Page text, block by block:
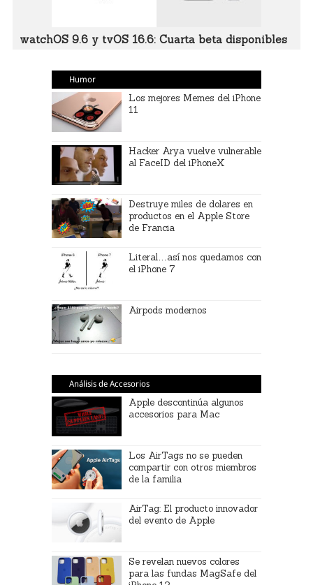
watchOS 9.6 y tvOS 16.6: Cuarta beta disponibles
Humor
Los mejores Memes del iPhone
11
Hacker Arya vuelve vulnerable
al FaceID del iPhoneX
Destruye miles de dolares en
productos en el Apple Store
de Francia
Literal…así nos quedamos con
el iPhone 7
Airpods modernos
Análisis de Accesorios
Apple descontinúa algunos
accesorios para Mac
Los AirTags no se pueden
compartir con otros miembros
de la familia
AirTag: El producto innovador
del evento de Apple
Se revelan nuevos colores
para las fundas MagSafe del